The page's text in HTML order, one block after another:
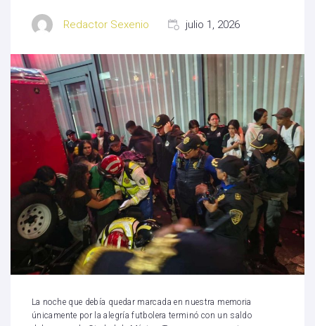
Redactor Sexenio julio 1, 2026
La noche que debía quedar marcada en nuestra memoria
únicamente por la alegría futbolera terminó con un saldo